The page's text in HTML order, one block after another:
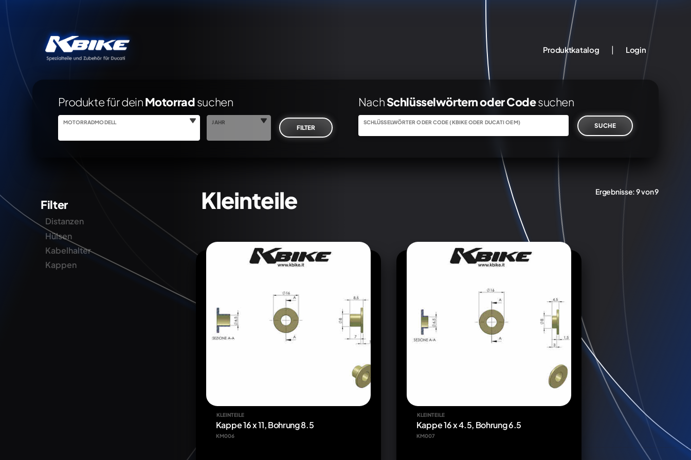
Produktkatalog | Login
Produkte für deinMotorradsuchen
MOTORRADMODELL JAHR
FILTER
NachSchlüsselwörtern oder Codesuchen
SCHLÜSSELWÖRTER ODER CODE (KBIKE ODER DUCATI OEM) SUCHE
Filter
Distanzen
Hülsen
Kabelhalter
Kappen
Kleinteile Ergebnisse:9 von 9
KLEINTEILE
Kappe 16 x 11, Bohrung 8.5
KM006
KLEINTEILE
Kappe 16 x 4.5, Bohrung 6.5
KM007